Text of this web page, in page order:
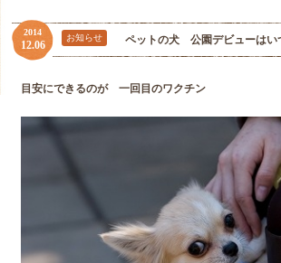
ペットの犬 公園デビューはい
2014
12.06
お知らせ
目安にできるのが 一回目のワクチン